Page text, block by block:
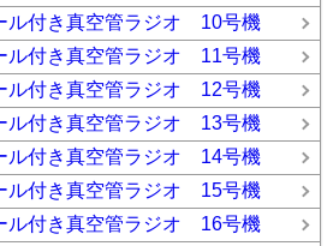
ル付き真空管ラジオ 10号機
ル付き真空管ラジオ 11号機
ル付き真空管ラジオ 12号機
ル付き真空管ラジオ 13号機
ル付き真空管ラジオ 14号機
ル付き真空管ラジオ 15号機
ル付き真空管ラジオ 16号機